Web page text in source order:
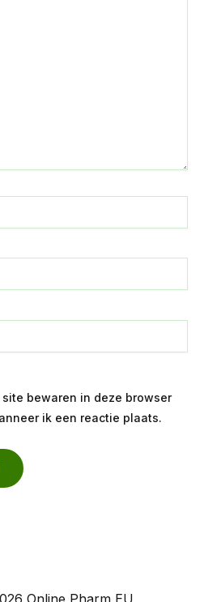
bewaren in deze browser
ik een reactie plaats.